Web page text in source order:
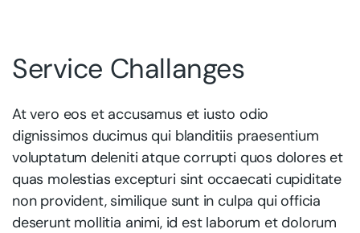
Service Challanges
At vero eos et accusamus et iusto odio
dignissimos ducimus qui blanditiis praesentium
voluptatum deleniti atque corrupti quos dolores et
quas molestias excepturi sint occaecati cupiditate
non provident, similique sunt in culpa qui officia
deserunt mollitia animi, id est laborum et dolorum